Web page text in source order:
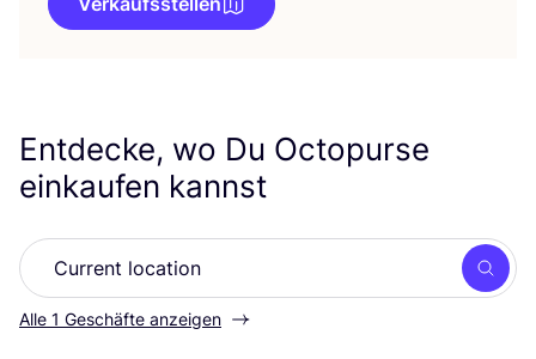
Entdecke, wo Du Octopurse
einkaufen kannst
Alle 1 Geschäfte anzeigen